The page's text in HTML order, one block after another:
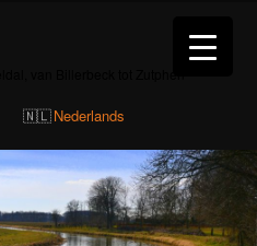
Nederlands